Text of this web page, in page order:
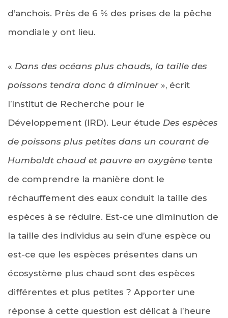
d’anchois. Près de 6 % des prises de la pêche
mondiale y ont lieu.
« Dans des océans plus chauds, la taille des
poissons tendra donc à diminuer », écrit
l’Institut de Recherche pour le
Développement (IRD). Leur étude Des espèces
de poissons plus petites dans un courant de
Humboldt chaud et pauvre en oxygène tente
de comprendre la manière dont le
réchauffement des eaux conduit la taille des
espèces à se réduire. Est-ce une diminution de
la taille des individus au sein d’une espèce ou
est-ce que les espèces présentes dans un
écosystème plus chaud sont des espèces
différentes et plus petites ? Apporter une
réponse à cette question est délicat à l’heure